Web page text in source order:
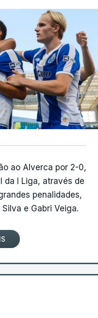
ao Alverca por 2-0,
da I Liga, através de
penalidades,
e Gabri Veiga.